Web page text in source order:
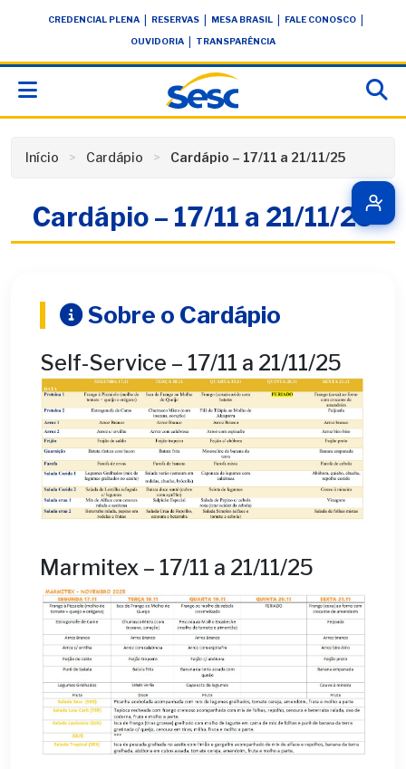
conteúdoCREDENCIAL PLENA RESERVAS MESA BRASIL FALE CONOSCO
OUVIDORIA TRANSPARÊNCIA
Início Cardápio Cardápio – 17/11 a 21/11/25
Cardápio – 17/11 a 21/11/25
Sobre o Cardápio
Self-Service – 17/11 a 21/11/25
Marmitex – 17/11 a 21/11/25